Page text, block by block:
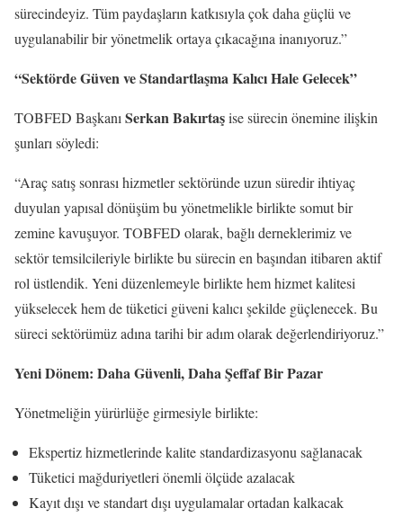
sürecindeyiz. Tüm paydaşların katkısıyla çok daha güçlü ve
uygulanabilir bir yönetmelik ortaya çıkacağına inanıyoruz.”
“Sektörde Güven ve Standartlaşma Kalıcı Hale Gelecek”
TOBFED Başkanı Serkan Bakırtaşise sürecin önemine ilişkin
şunları söyledi:
“Araç satış sonrası hizmetler sektöründe uzun süredir ihtiyaç
duyulan yapısal dönüşüm bu yönetmelikle birlikte somut bir
zemine kavuşuyor. TOBFED olarak, bağlı derneklerimiz ve
sektör temsilcileriyle birlikte bu sürecin en başından itibaren aktif
rol üstlendik. Yeni düzenlemeyle birlikte hem hizmet kalitesi
yükselecek hem de tüketici güveni kalıcı şekilde güçlenecek. Bu
süreci sektörümüz adına tarihi bir adım olarak değerlendiriyoruz.”
Yeni Dönem: Daha Güvenli, Daha Şeffaf Bir Pazar
Yönetmeliğin yürürlüğe girmesiyle birlikte:
Ekspertiz hizmetlerinde kalite standardizasyonu sağlanacak
Tüketici mağduriyetleri önemli ölçüde azalacak
Kayıt dışı ve standart dışı uygulamalar ortadan kalkacak